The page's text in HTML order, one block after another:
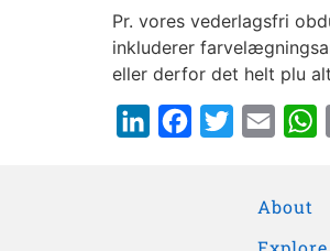
Pr. vores vederlagsfri
inkluderer
eller derfor det helt plu
LinkedInFacebook
TwitterEmail
About